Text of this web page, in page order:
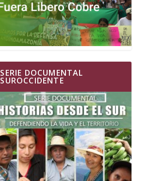
SERIE DOCUMENTAL
SUROCCIDENTE